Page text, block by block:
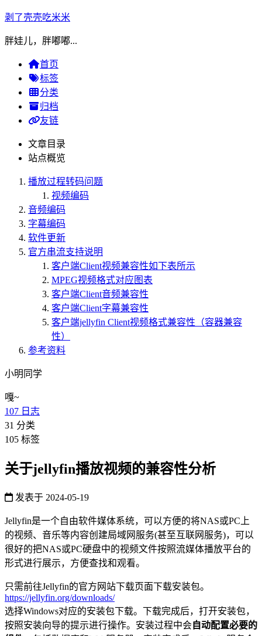
剥了壳壳吃米米
胖娃儿，胖嘟嘟...
首页
标签
分类
归档
友链
文章目录
站点概览
播放过程转码问题
视频编码
音频编码
字幕编码
软件更新
官方串流支持说明
客户端Client视频兼容性如下表所示
MPEG视频格式对应图表
客户端Client音频兼容性
客户端Client字幕兼容性
客户端jellyfin Client视频格式兼容性（容器兼容
性）
参考资料
小明同学
嘎~
107 日志
31 分类
105 标签
关于jellyfin播放视频的兼容性分析
发表于 2024-05-19
Jellyfin是一个自由软件媒体系统，可以方便的将NAS或PC上
的视频、音乐等内容创建局域网服务(甚至互联网服务)，可以
很好的把NAS或PC硬盘中的视频文件按照流媒体播放平台的
形式进行展示，方便查找和观看。
只需前往Jellyfin的官方网站下载页面下载安装包。
https://jellyfin.org/downloads/
选择Windows对应的安装包下载。下载完成后，打开安装包，
按照安装向导的提示进行操作。安装过程中会自动配置必要的